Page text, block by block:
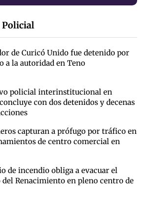
Policial
de Curicó Unido fue detenido por
a la autoridad en Teno
policial interinstitucional en
con dos detenidos y decenas
capturan a prófugo por tráfico en
de centro comercial en
de incendio obliga a evacuar el
Renacimiento en pleno centro de